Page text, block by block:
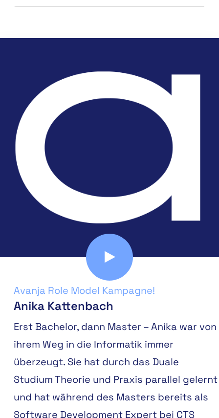
Avanja Role Model Kampagne!
Anika Kattenbach
Erst Bachelor, dann Master – Anika war von
ihrem Weg in die Informatik immer
überzeugt. Sie hat durch das Duale
Studium Theorie und Praxis parallel gelernt
und hat während des Masters bereits als
Software Development Expert bei CTS